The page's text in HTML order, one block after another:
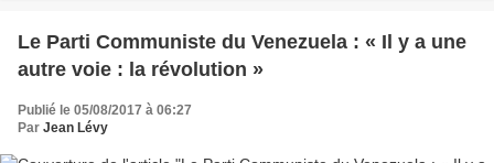
Le Parti Communiste du Venezuela : « Il y a une
autre voie : la révolution »
Publié le 05/08/2017 à 06:27
Par Jean Lévy